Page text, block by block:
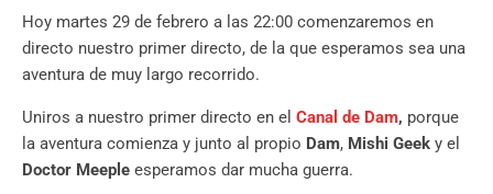
Hoy martes 29 de febrero a las 22:00 comenzaremos en
directo nuestro primer directo, de la que esperamos sea una
aventura de muy largo recorrido.
Uniros a nuestro primer directo en el Canal de Dam, porque
la aventura comienza y junto al propio Dam, Mishi Geek y el
Doctor Meeple esperamos dar mucha guerra.